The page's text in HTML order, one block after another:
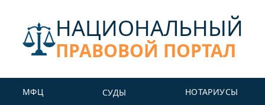
НАЦИОНАЛЬНЫЙ
ПРАВОВОЙ ПОРТАЛ
МФЦ СУДЫ НОТАРИУСЫ